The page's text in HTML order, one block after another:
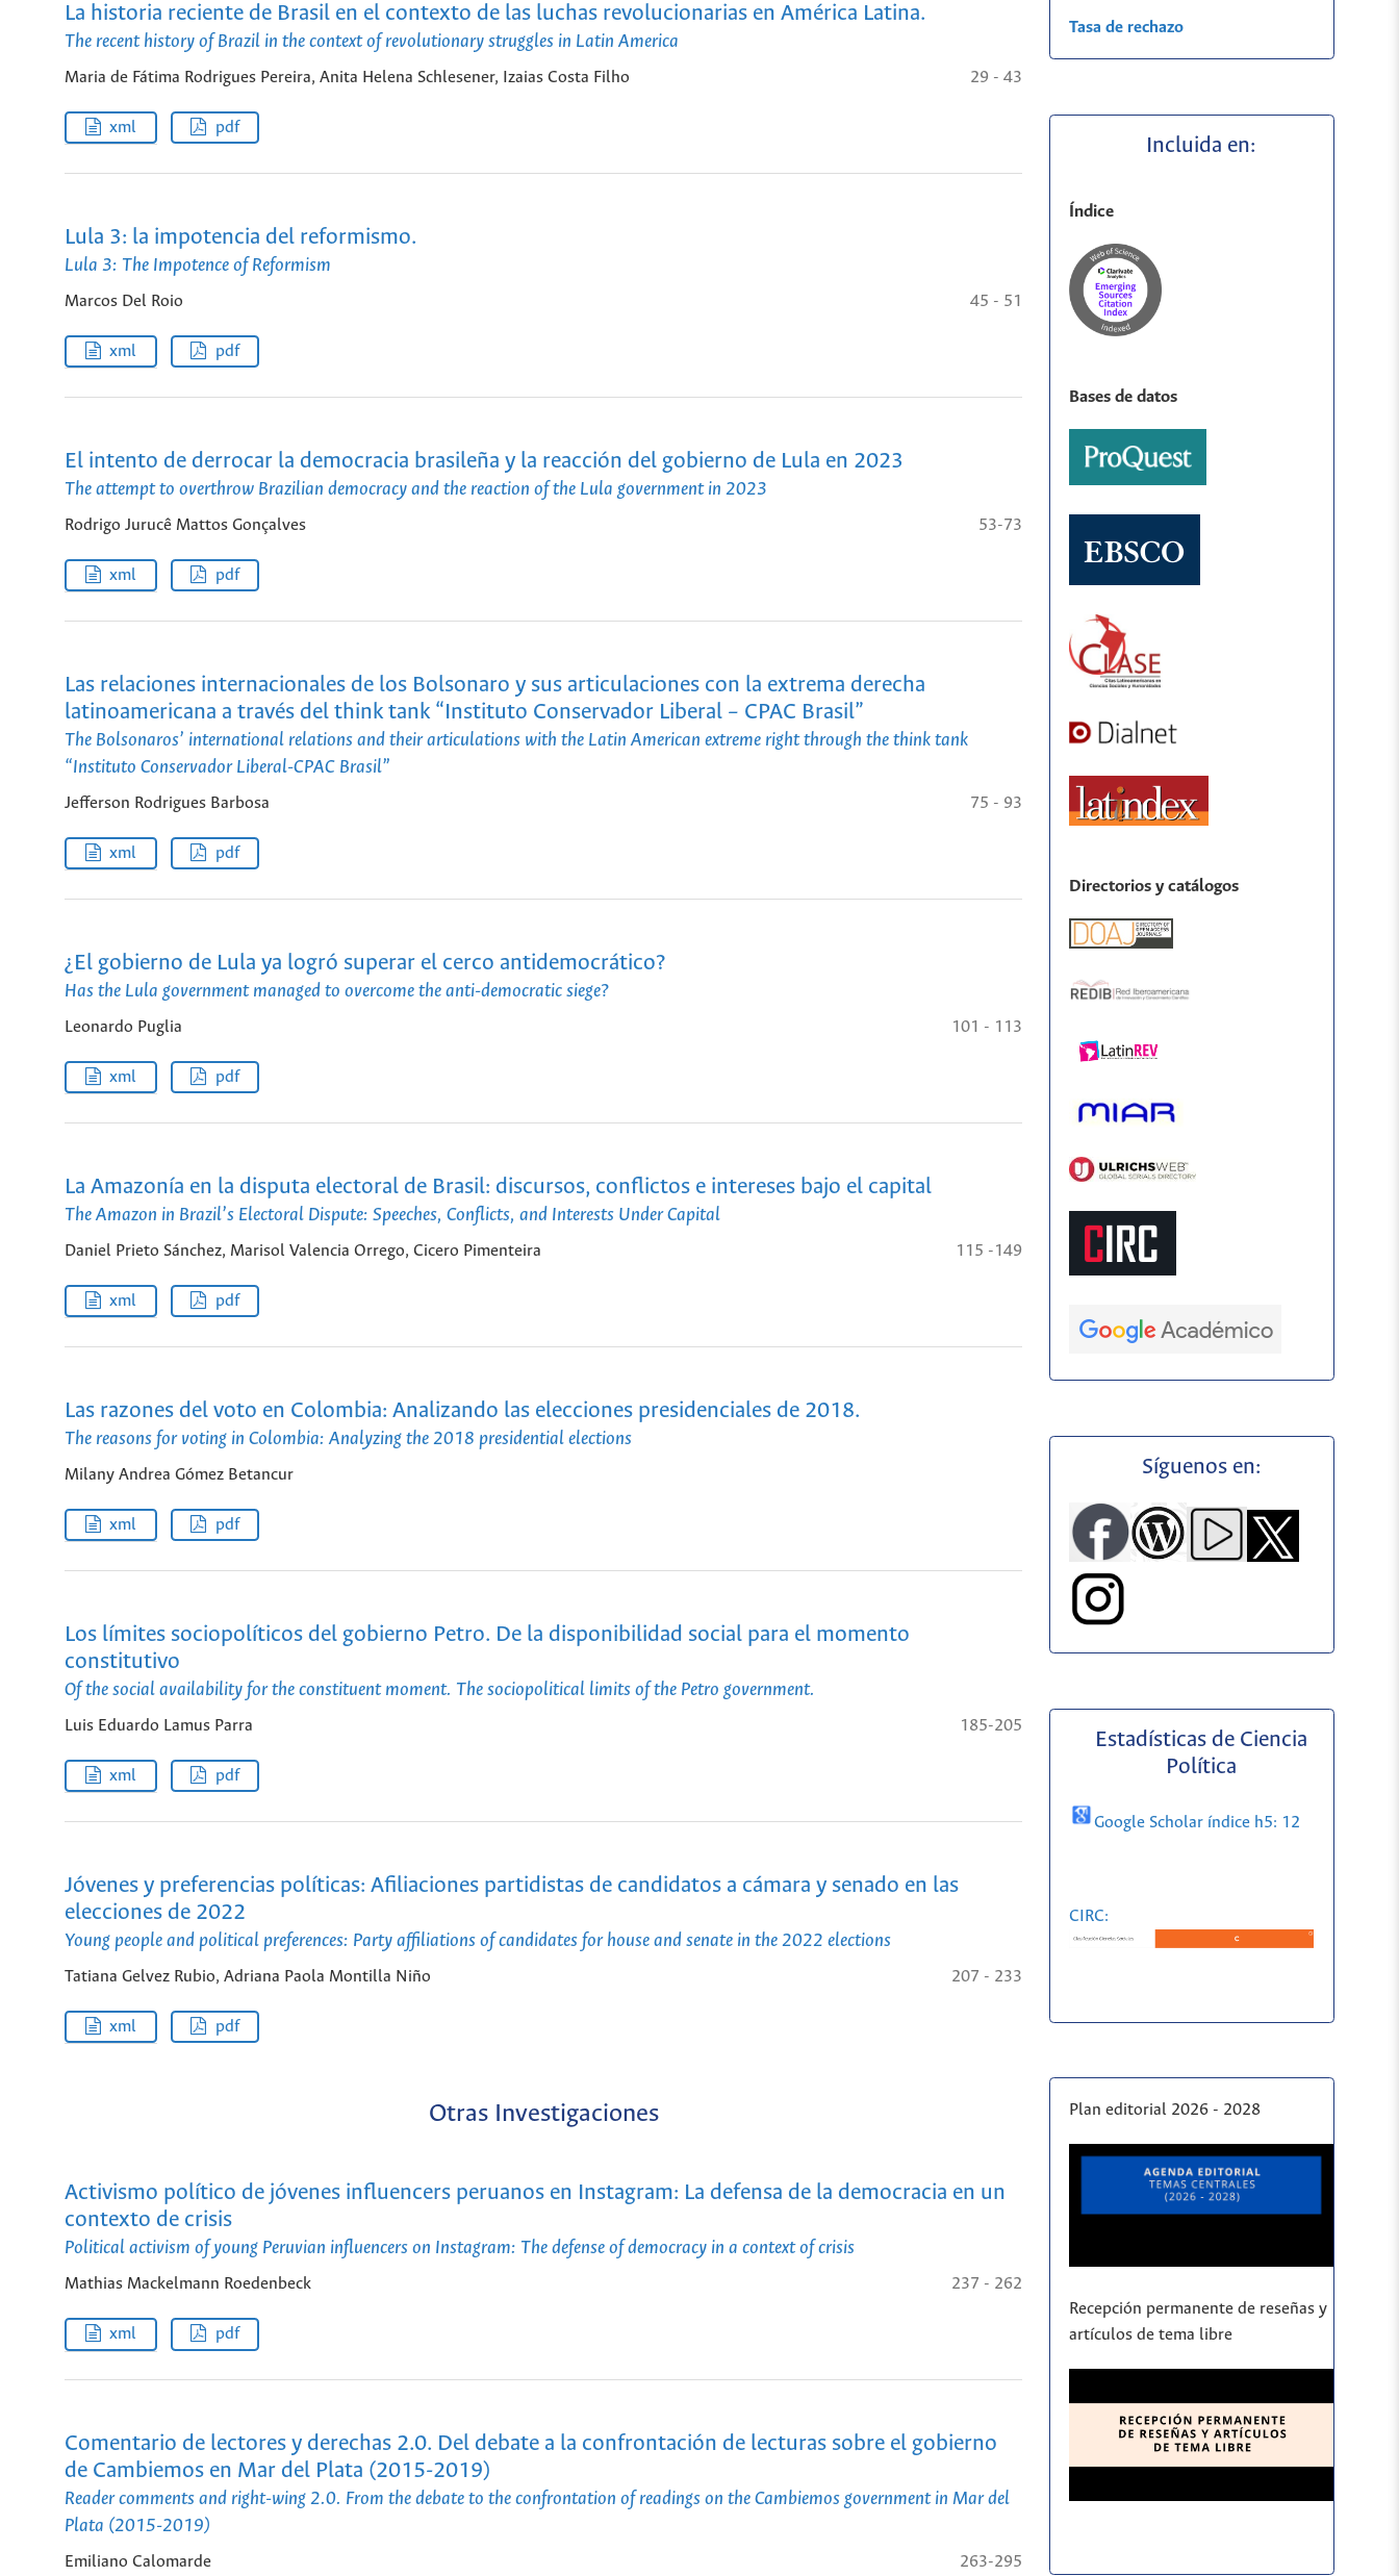
La historia reciente de Brasil en el contexto de las luchas revolucionarias en América Latina.
The recent history of Brazil in the context of revolutionary struggles in Latin America
Maria de Fátima Rodrigues Pereira, Anita Helena Schlesener, Izaias Costa Filho 29 - 43
xml pdf
Lula 3: la impotencia del reformismo.
Lula 3: The Impotence of Reformism
Marcos Del Roio 45 - 51
xml pdf
El intento de derrocar la democracia brasileña y la reacción del gobierno de Lula en 2023
The attempt to overthrow Brazilian democracy and the reaction of the Lula government in 2023
Rodrigo Jurucê Mattos Gonçalves 53-73
xml pdf
Las relaciones internacionales de los Bolsonaro y sus articulaciones con la extrema derecha
latinoamericana a través del think tank “Instituto Conservador Liberal – CPAC Brasil”
The Bolsonaros’ international relations and their articulations with the Latin American extreme right through the think tank
“Instituto Conservador Liberal-CPAC Brasil”
Jefferson Rodrigues Barbosa 75 - 93
xml pdf
¿El gobierno de Lula ya logró superar el cerco antidemocrático?
Has the Lula government managed to overcome the anti-democratic siege?
Leonardo Puglia 101 - 113
xml pdf
La Amazonía en la disputa electoral de Brasil: discursos, conflictos e intereses bajo el capital
The Amazon in Brazil’s Electoral Dispute: Speeches, Conflicts, and Interests Under Capital
Daniel Prieto Sánchez, Marisol Valencia Orrego, Cicero Pimenteira 115 -149
xml pdf
Las razones del voto en Colombia: Analizando las elecciones presidenciales de 2018.
The reasons for voting in Colombia: Analyzing the 2018 presidential elections
Milany Andrea Gómez Betancur
xml pdf
Los límites sociopolíticos del gobierno Petro. De la disponibilidad social para el momento
constitutivo
Of the social availability for the constituent moment. The sociopolitical limits of the Petro government.
Luis Eduardo Lamus Parra 185-205
xml pdf
Jóvenes y preferencias políticas: Afiliaciones partidistas de candidatos a cámara y senado en las
elecciones de 2022
Young people and political preferences: Party affiliations of candidates for house and senate in the 2022 elections
Tatiana Gelvez Rubio, Adriana Paola Montilla Niño 207 - 233
xml pdf
Otras Investigaciones
Activismo político de jóvenes influencers peruanos en Instagram: La defensa de la democracia en un
contexto de crisis
Political activism of young Peruvian influencers on Instagram: The defense of democracy in a context of crisis
Mathias Mackelmann Roedenbeck 237 - 262
xml pdf
Comentario de lectores y derechas 2.0. Del debate a la confrontación de lecturas sobre el gobierno
de Cambiemos en Mar del Plata (2015-2019)
Reader comments and right-wing 2.0. From the debate to the confrontation of readings on the Cambiemos government in Mar del
Plata (2015-2019)
Emiliano Calomarde 263-295
Tasa de rechazo
Incluida en:
Índice
Bases de datos
Directorios y catálogos
Síguenos en:
Estadísticas de Ciencia
Política
Google Scholar índice h5: 12
CIRC:
Plan editorial 2026 - 2028
Recepción permanente de reseñas y
artículos de tema libre